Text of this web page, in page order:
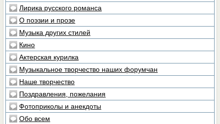
Лирика русского романса
О поэзии и прозе
Музыка других стилей
Кино
Актерская курилка
Музыкальное творчество наших форумчан
Наше творчество
Поздравления, пожелания
Фотоприколы и анекдоты
Обо всем